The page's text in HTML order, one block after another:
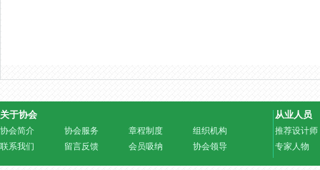
关于协会
协会简介 协会服务 章程制度
组织机构
联系我们
留言反馈 会员吸纳 协会领导
从业人员
推荐设计师
专家人物